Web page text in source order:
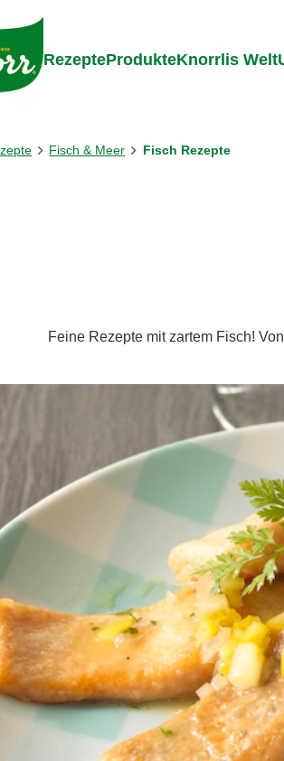
RezepteProdukteKnorrlis Welt
Fisch & Meer Fisch Rezepte
Feine Rezepte mit zartem Fisch!